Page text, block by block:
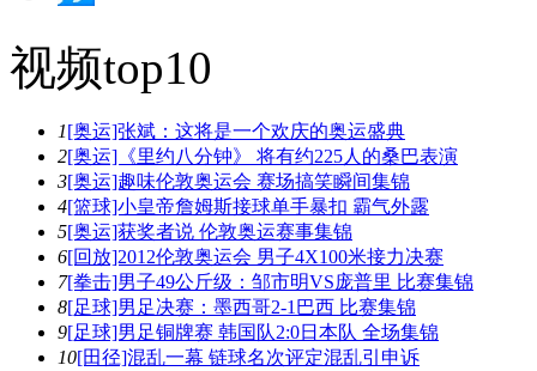
视频top10
1[奥运]张斌：这将是一个欢庆的奥运盛典
2[奥运]《里约八分钟》 将有约225人的桑巴表演
3[奥运]趣味伦敦奥运会 赛场搞笑瞬间集锦
4[篮球]小皇帝詹姆斯接球单手暴扣 霸气外露
5[奥运]获奖者说 伦敦奥运赛事集锦
6[回放]2012伦敦奥运会 男子4X100米接力决赛
7[拳击]男子49公斤级：邹市明VS庞普里 比赛集锦
8[足球]男足决赛：墨西哥2-1巴西 比赛集锦
9[足球]男足铜牌赛 韩国队2:0日本队 全场集锦
10[田径]混乱一幕 链球名次评定混乱引申诉